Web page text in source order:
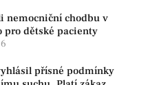
nemocniční chodbu v
pro dětské pacienty
přísné podmínky